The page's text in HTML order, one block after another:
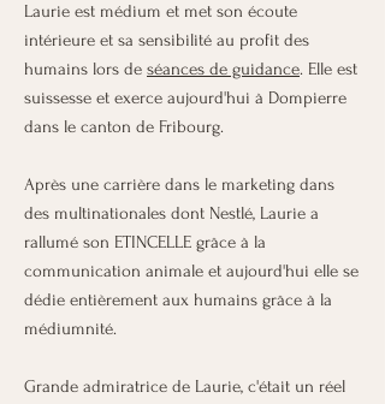
Laurie est médium et met son écoute
intérieure et sa sensibilité au profit des
humains lors de séances de guidance. Elle est
suissesse et exerce aujourd'hui à Dompierre
dans le canton de Fribourg.
Après une carrière dans le marketing dans
des multinationales dont Nestlé, Laurie a
rallumé son ETINCELLE grâce à la
communication animale et aujourd'hui elle se
dédie entièrement aux humains grâce à la
médiumnité.
Grande admiratrice de Laurie, c'était un réel